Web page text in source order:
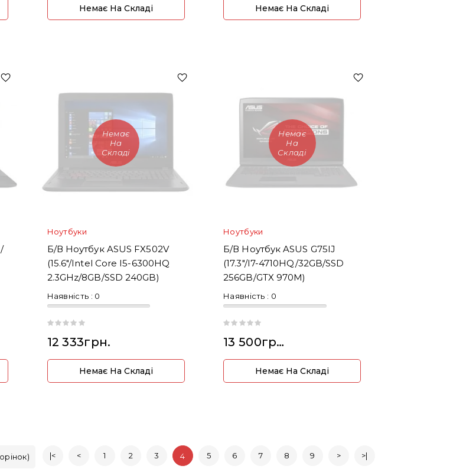
Немає На Складі Немає На Складі
Немає
На
Складі
Ноутбуки
Б/В Ноутбук ASUS FX502V
(15.6"/Intel Core I5-6300HQ
2.3GHz/8GB/SSD 240GB)
Наявність : 0
12 333грн.
Немає На Складі
Немає
На
Складі
Ноутбуки
Б/В Ноутбук ASUS G75IJ
(17.3"/i7-4710HQ/32GB/SSD
256GB/GTX 970M)
Наявність : 0
13 500грн.
Немає На Складі
|< < 1 2 3 4 5 6 7 8 9 > >|